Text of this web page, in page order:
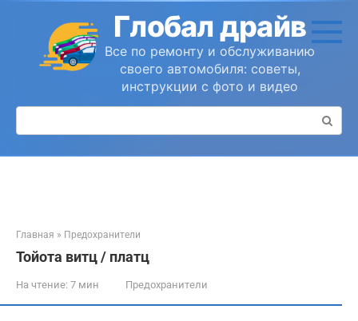
контенту
Глобал драйв
Все по ремонту и обслуживанию
своего автомобиля: советы,
инструкции с фото и видео
Поиск:
Главная » Предохранители
Тойота витц / платц
На чтение: 7 мин Предохранители